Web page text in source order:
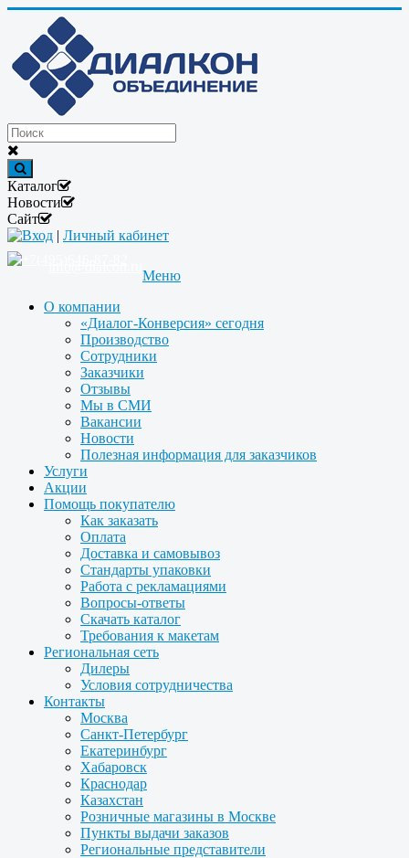
Каталог
Новости
Сайт
Вход | Личный кабинет
Меню
О компании
«Диалог-Конверсия» сегодня
Производство
Сотрудники
Заказчики
Отзывы
Мы в СМИ
Вакансии
Новости
Полезная информация для заказчиков
Услуги
Акции
Помощь покупателю
Как заказать
Оплата
Доставка и самовывоз
Стандарты упаковки
Работа с рекламациями
Вопросы-ответы
Скачать каталог
Требования к макетам
Региональная сеть
Дилеры
Условия сотрудничества
Контакты
Москва
Санкт-Петербург
Екатеринбург
Хабаровск
Краснодар
Казахстан
Розничные магазины в Москве
Пункты выдачи заказов
Региональные представители